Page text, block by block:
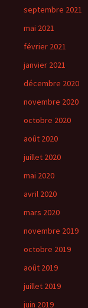
septembre 2021
mai 2021
février 2021
janvier 2021
décembre 2020
novembre 2020
octobre 2020
août 2020
juillet 2020
mai 2020
avril 2020
mars 2020
novembre 2019
octobre 2019
août 2019
juillet 2019
juin 2019